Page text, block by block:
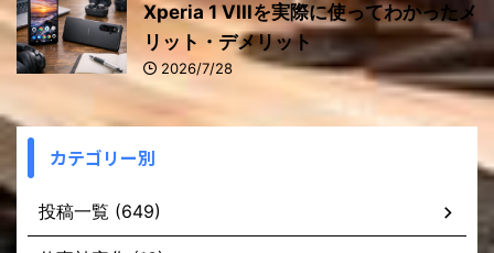
Xperia 1 VIIIを実際に使ってわかったメ
リット・デメリット
2026/7/28
カテゴリー別
投稿一覧 (649)